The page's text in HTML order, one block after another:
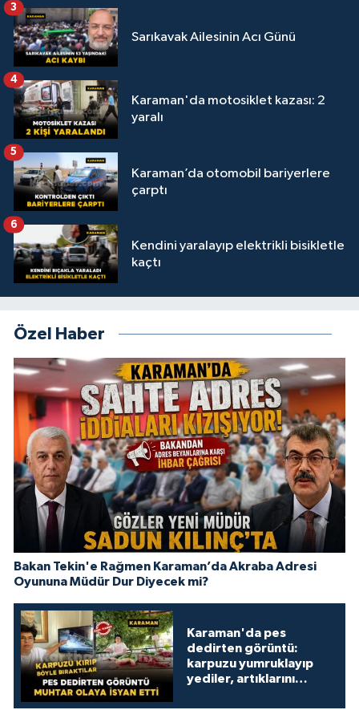
Sarıkavak Ailesinin Acı Günü
3
Karaman'da motosiklet kazası: 2
yaralı
4
Karaman’da otomobil bariyerlere
çarptı
5
Kendini yaralayıp elektrikli bisikletle
kaçtı
6
Özel Haber
Bakan Tekin'e Rağmen Karaman’da Akraba Adresi
Oyununa Müdür Dur Diyecek mi?
Karaman'da pes
dedirten görüntü:
karpuzu yumruklayıp
yediler, artıklarını